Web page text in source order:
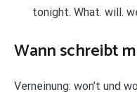
tonight. What. will.
Wann schreibt
Verneinung: won’t und